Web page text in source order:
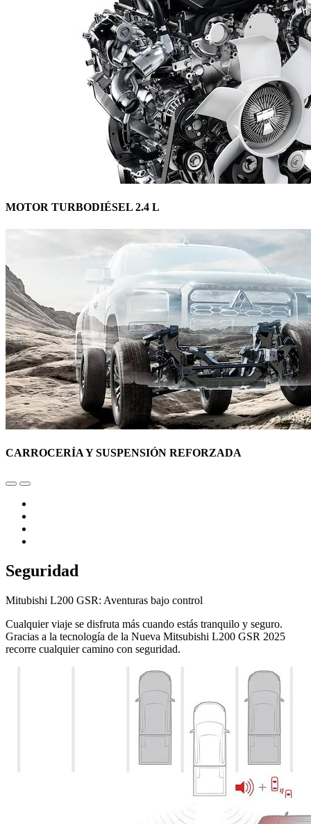
MOTOR TURBODIÉSEL 2.4 L
CARROCERÍA Y SUSPENSIÓN REFORZADA
Seguridad
Mitubishi L200 GSR: Aventuras bajo control
Cualquier viaje se disfruta más cuando estás tranquilo y seguro.
Gracias a la tecnología de la Nueva Mitsubishi L200 GSR 2025
recorre cualquier camino con seguridad.